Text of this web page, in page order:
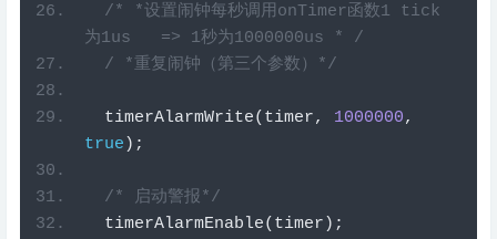
/* *设置闹钟每秒调用onTimer函数1 tick
为1us   => 1秒为1000000us * /
  / *重复闹钟（第三个参数）*/
  timerAlarmWrite
( timer, 1000000,
true );
/* 启动警报*/
  timerAlarmEnable
( timer );